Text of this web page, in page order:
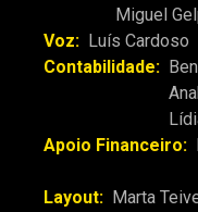
Miguel
Voz: Luís Cardoso
Contabilidade:
Apoio Financeiro:
Layout: Marta